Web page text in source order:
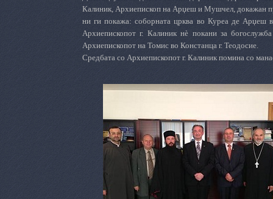
Калиник, Архиепископ на Арџеш и Мушчел, докажан
ни ги покажа: соборната црква во Куреа де Арџеш
Архиепископот г. Калиникнѐ покани за
Архиепископот на Томис во Констанца г. Теодосие.
Средбата со Архиепископот г. Калиник помина со